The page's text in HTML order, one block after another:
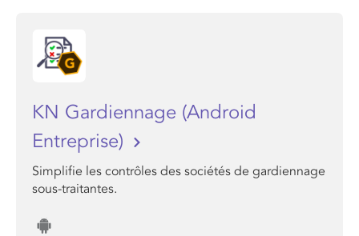
KN Gardiennage (Android
Entreprise)
Simplifie les contrôles des sociétés de gardiennage
sous-traitantes.